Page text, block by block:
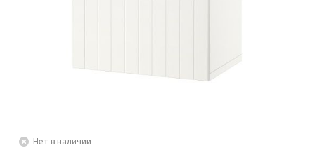
Нет в наличии